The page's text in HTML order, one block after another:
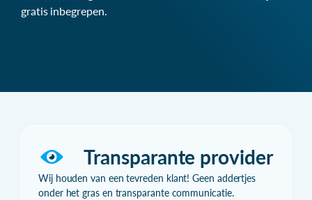
gratis inbegrepen.
Transparante provider
Wij houden van een tevreden klant! Geen addertjes
onder het gras en transparante communicatie.